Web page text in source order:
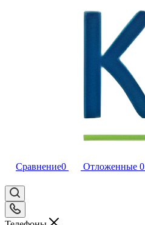
Сравнение0 Отложенные 0